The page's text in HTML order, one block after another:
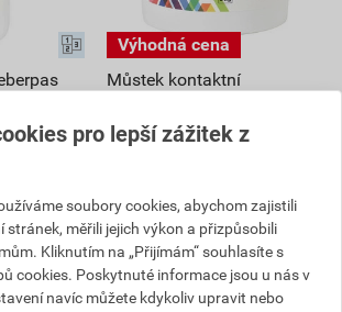
Můstek kontaktní
103,32Kč
516,59Kč
cena za ks s DPH
Na poptávku
Dostupné jen v (25) prodejnách
pro lepší zážitek z
soubory cookies, abychom zajistili
stránek, měřili jejich výkon a přizpůsobili
Kliknutím na „Přijímám“ souhlasíte s
cookies. Poskytnuté informace jsou u nás v
navíc můžete kdykoliv upravit nebo